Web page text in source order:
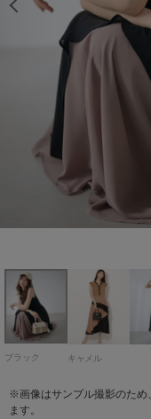
ブラック キャメル
※画像はサンプル撮影のため
ます。